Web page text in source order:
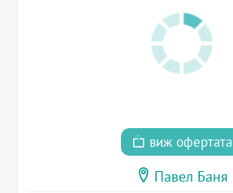
виж офертата
Павел Баня